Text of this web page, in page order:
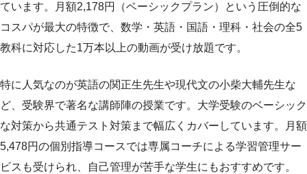
ています。月額2,178円（ベーシックプラン）という圧倒的な
コスパが最大の特徴で、数学・英語・国語・理科・社会の全5
教科に対応した1万本以上の動画が受け放題です。
特に人気なのが英語の関正生先生や現代文の小柴大輔先生な
ど、受験界で著名な講師陣の授業です。大学受験のベーシック
な対策から共通テスト対策まで幅広くカバーしています。月額
5,478円の個別指導コースでは専属コーチによる学習管理サー
ビスも受けられ、自己管理が苦手な学生にもおすすめです。